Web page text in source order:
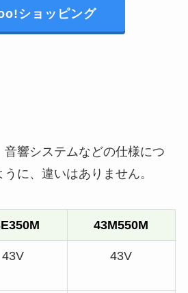
ショッピング
音響システムなどの仕様につ
に、違いはありません。
43M550M
43V 43V